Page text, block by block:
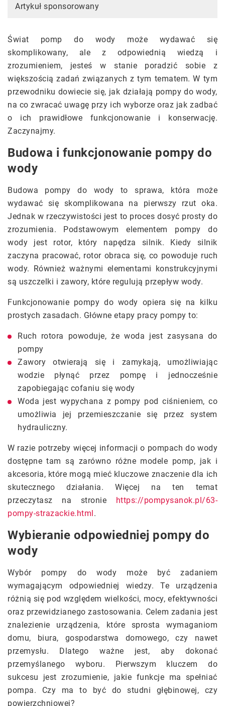
Artykuł sponsorowany
Świat pomp do wody może wydawać się
skomplikowany, ale z odpowiednią wiedzą i
zrozumieniem, jesteś w stanie poradzić sobie z
większością zadań związanych z tym tematem. W tym
przewodniku dowiecie się, jak działają pompy do wody,
na co zwracać uwagę przy ich wyborze oraz jak zadbać
o ich prawidłowe funkcjonowanie i konserwację.
Zaczynajmy.
Budowa i funkcjonowanie pompy do
wody
Budowa pompy do wody to sprawa, która może
wydawać się skomplikowana na pierwszy rzut oka.
Jednak w rzeczywistości jest to proces dosyć prosty do
zrozumienia. Podstawowym elementem pompy do
wody jest rotor, który napędza silnik. Kiedy silnik
zaczyna pracować, rotor obraca się, co powoduje ruch
wody. Również ważnymi elementami konstrukcyjnymi
są uszczelki i zawory, które regulują przepływ wody.
Funkcjonowanie pompy do wody opiera się na kilku
prostych zasadach. Główne etapy pracy pompy to:
Ruch rotora powoduje, że woda jest zasysana do
pompy
Zawory otwierają się i zamykają, umożliwiając
wodzie płynąć przez pompę i jednocześnie
zapobiegając cofaniu się wody
Woda jest wypychana z pompy pod ciśnieniem, co
umożliwia jej przemieszczanie się przez system
hydrauliczny.
W razie potrzeby więcej informacji o pompach do wody
dostępne tam są zarówno różne modele pomp, jak i
akcesoria, które mogą mieć kluczowe znaczenie dla ich
skutecznego działania.Więcej na ten temat
przeczytasz na stronie
https://pompysanok.pl/63-
pompy-strazackie.html .
Wybieranie odpowiedniej pompy do
wody
Wybór pompy do wody może być zadaniem
wymagającym odpowiedniej wiedzy. Te urządzenia
różnią się pod względem wielkości, mocy, efektywności
oraz przewidzianego zastosowania. Celem zadania jest
znalezienie urządzenia, które sprosta wymaganiom
domu, biura, gospodarstwa domowego, czy nawet
przemysłu. Dlatego ważne jest, aby dokonać
przemyślanego wyboru. Pierwszym kluczem do
sukcesu jest zrozumienie, jakie funkcje ma spełniać
pompa. Czy ma to być do studni głębinowej, czy
powierzchniowej?